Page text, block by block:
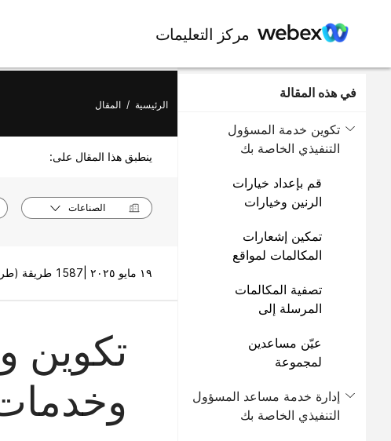
مركز التعليمات
في هذه المقالة
تكوين خدمة المسؤول
التنفيذي الخاصة بك
قم بإعداد خيارات
الرنين وخيارات
معرف المتصل
تمكين إشعارات
المكالمات لمواقع
تصفية المكالمات
المرسلة إلى
عيّن مساعدين
لمجموعة
إدارة خدمة مساعد المسؤول
التنفيذي الخاصة بك
الرئيسية / المقال
ينطبق هذا المقال على:
الصناعات
١٩ مايو ٢٠٢٥ | 1587 طريقة (طرق) العرض |
تكوين